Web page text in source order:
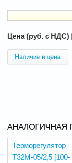
Цена (руб. с НДС)
Наличие и цена
АНАЛОГИЧНАЯ
Терморегулятор
Т32М-05/2,5 [100-